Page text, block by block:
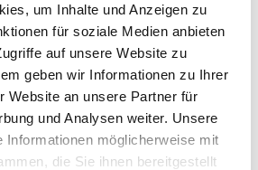
um Inhalte und Anzeigen zu
für soziale Medien anbieten
auf unsere Website zu
geben wir Informationen zu Ihrer
Website an unsere Partner für
und Analysen weiter. Unsere
Informationen möglicherweise mit
die Sie ihnen bereitgestellt